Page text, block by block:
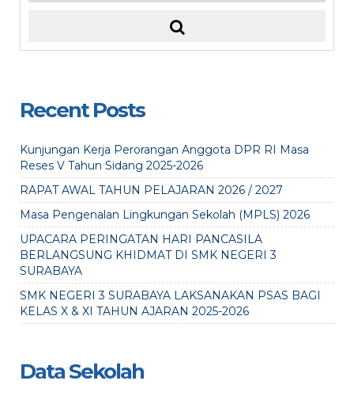
Recent Posts
Kunjungan Kerja Perorangan Anggota DPR RI Masa
Reses V Tahun Sidang 2025-2026
RAPAT AWAL TAHUN PELAJARAN 2026 / 2027
Masa Pengenalan Lingkungan Sekolah (MPLS) 2026
UPACARA PERINGATAN HARI PANCASILA
BERLANGSUNG KHIDMAT DI SMK NEGERI 3
SURABAYA
SMK NEGERI 3 SURABAYA LAKSANAKAN PSAS BAGI
KELAS X & XI TAHUN AJARAN 2025-2026
Data Sekolah